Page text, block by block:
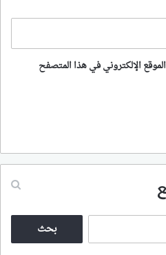
الإلكتروني في هذا المتصفح